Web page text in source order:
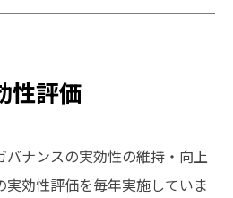
性評価
バナンスの実効性の維持・向上
実効性評価を毎年実施していま